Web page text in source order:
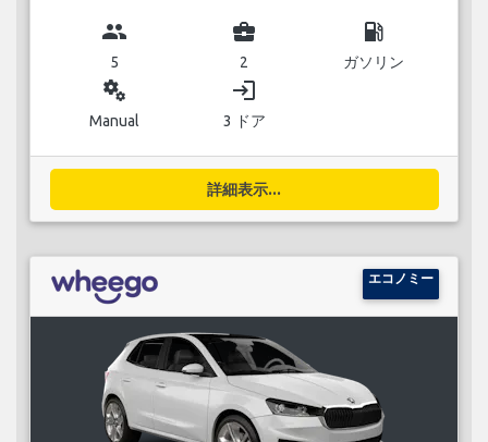
group
5
business_center
2
local_gas_station
ガソリン
miscellaneous_services
Manual
login
3 ドア
詳細表示...
エコノミー